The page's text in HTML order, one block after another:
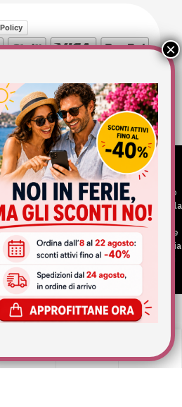
All Rights Reserved
Aries comunica
Sito hanno esclusivamente scopo
modo né la pretesa né l’obiettivo di
o specialista, di altri operatori sanitari o
in ogni caso essere contattati per la
l’indicazione di un eventuale corretto
e/o di integrazione alimentare. Se
o si stanno assumendo farmaci in terapia
curante prima di assumere qualsiasi
integratore.